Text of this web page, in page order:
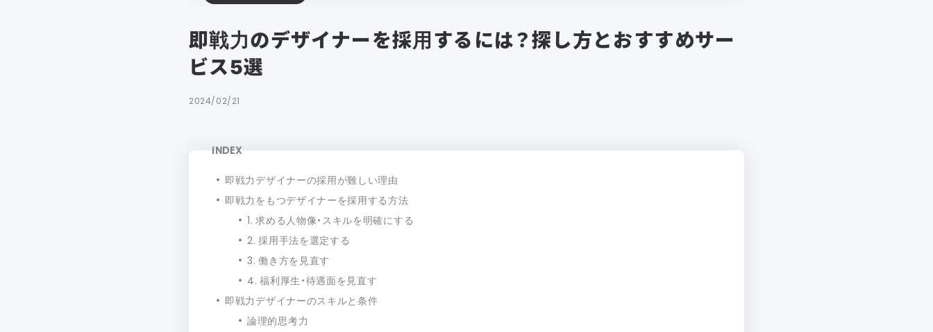
即戦力のデザイナーを採用するには？探し方とおすすめサー
ビス5選
2024/02/21
INDEX
即戦力デザイナーの採用が難しい理由
即戦力をもつデザイナーを採用する方法
1. 求める人物像・スキルを明確にする
2. 採用手法を選定する
3. 働き方を見直す
4. 福利厚生・待遇面を見直す
即戦力デザイナーのスキルと条件
論理的思考力